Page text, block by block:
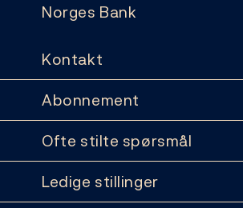
Norges Bank
Kontakt
Abonnement
Ofte stilte spørsmål
Ledige stillinger